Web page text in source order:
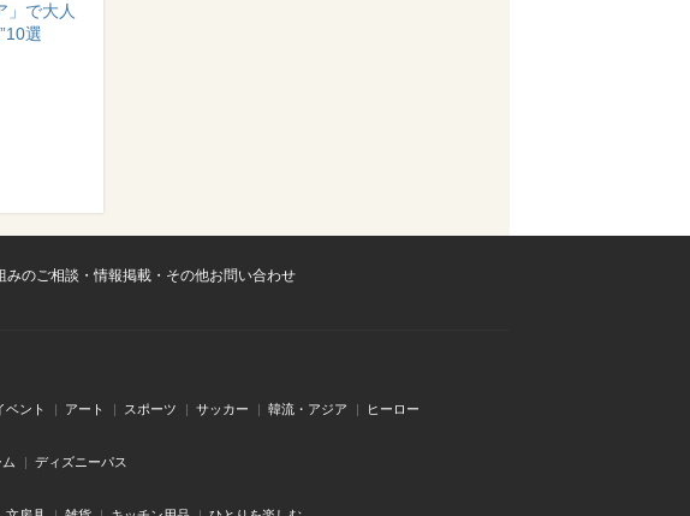
」で大人
選
みのご相談・情報掲載・その他お問い合わせ
ベント アート スポーツ サッカー 韓流・アジア ヒーロー
ディズニーパス